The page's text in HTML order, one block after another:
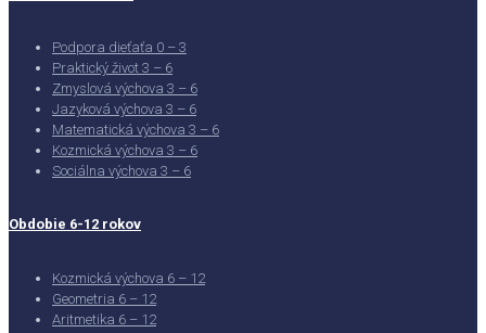
Podpora dieťaťa 0 – 3
Praktický život 3 – 6
Zmyslová výchova 3 – 6
Jazyková výchova 3 – 6
Matematická výchova 3 – 6
Kozmická výchova 3 – 6
Sociálna výchova 3 – 6
Obdobie 6-12 rokov
Kozmická výchova 6 – 12
Geometria 6 – 12
Aritmetika 6 – 12